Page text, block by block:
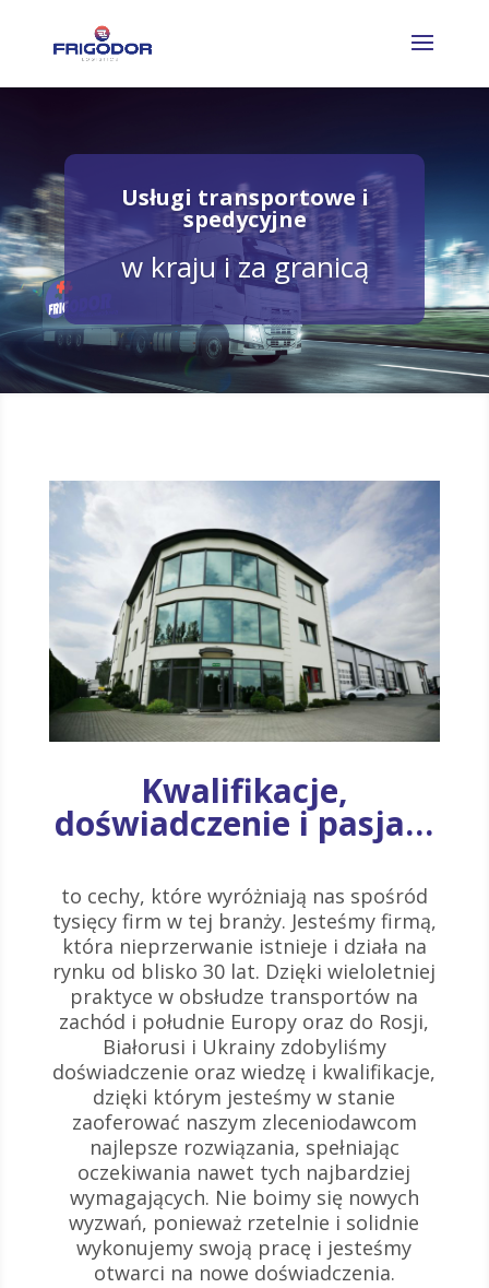
Usługi transportowe i
spedycyjne
w kraju i za granicą
Kwalifikacje,
doświadczenie i pasja…
to cechy, które wyróżniają nas spośród
tysięcy firm w tej branży. Jesteśmy firmą,
która nieprzerwanie istnieje i działa na
rynku od blisko 30 lat. Dzięki wieloletniej
praktyce w obsłudze transportów na
zachód i południe Europy oraz do Rosji,
Białorusi i Ukrainy zdobyliśmy
doświadczenie oraz wiedzę i kwalifikacje,
dzięki którym jesteśmy w stanie
zaoferować naszym zleceniodawcom
najlepsze rozwiązania, spełniając
oczekiwania nawet tych najbardziej
wymagających. Nie boimy się nowych
wyzwań, ponieważ rzetelnie i solidnie
wykonujemy swoją pracę i jesteśmy
otwarci na nowe doświadczenia.